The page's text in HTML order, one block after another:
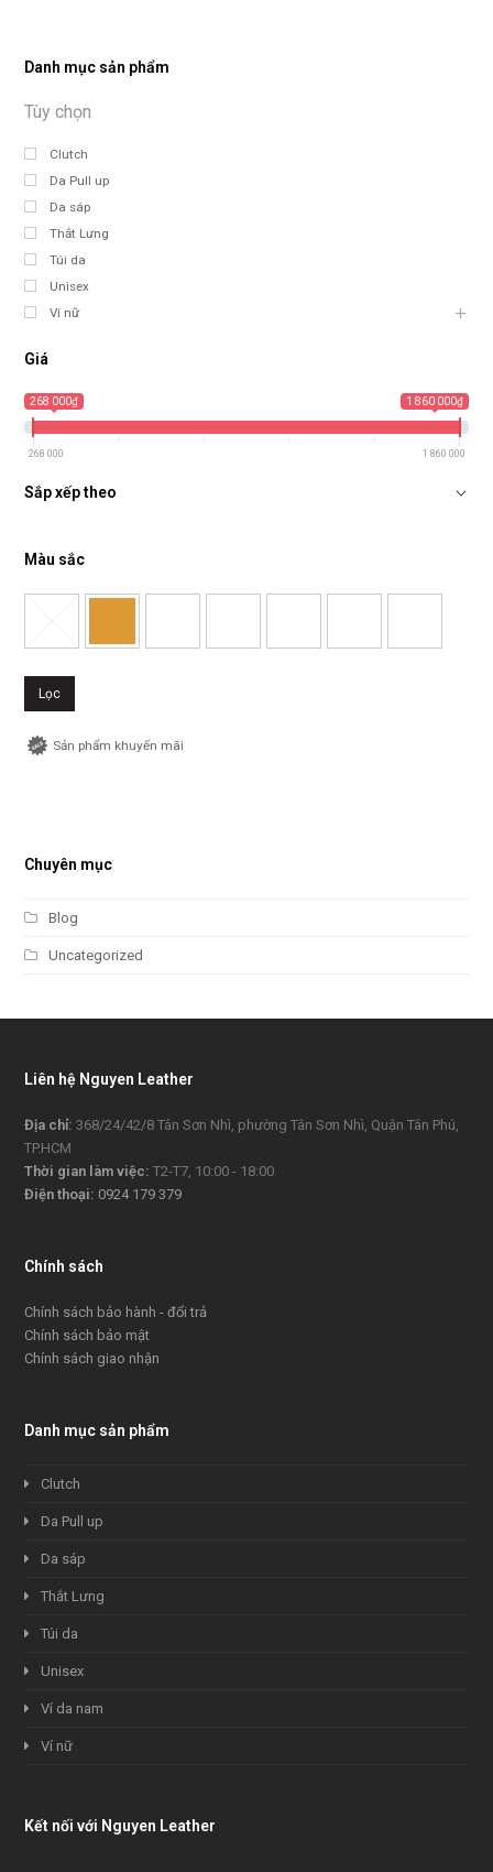
Danh mục sản phẩm
Clutch
Da Pull up
Da sáp
Thắt Lưng
Túi da
Unisex
Ví nữ
Giá
268 000₫ 1 860 000₫
268 000 1 860 000
Sắp xếp theo
Màu sắc
Lọc
Sản phẩm khuyến mãi
Chuyên mục
Blog
Uncategorized
Liên hệ Nguyen Leather
Địa chỉ: 368/24/42/8 Tân Sơn Nhì, phường Tân Sơn Nhì, Quận Tân Phú,
TP.HCM
Thời gian làm việc: T2-T7, 10:00 - 18:00
Điện thoại: 0924 179 379
Chính sách
Chính sách bảo hành - đổi trả
Chính sách bảo mật
Chính sách giao nhận
Danh mục sản phẩm
Clutch
Da Pull up
Da sáp
Thắt Lưng
Túi da
Unisex
Ví da nam
Ví nữ
Kết nối với Nguyen Leather